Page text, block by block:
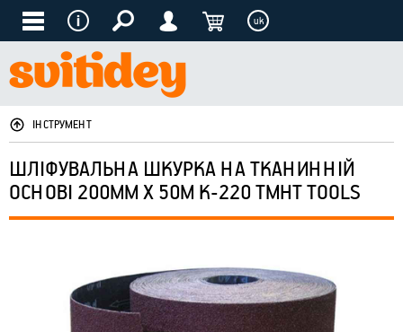
uk
ІНСТРУМЕНТ
ШЛІФУВАЛЬНА ШКУРКА НА ТКАНИННІЙ
ОСНОВІ 200ММ Х 50М К-220 ТМHT TOOLS